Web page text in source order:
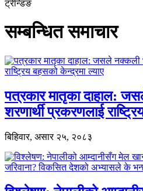
ट्रेन्डिङ
सम्बन्धित समाचार
पत्रकार मातृका दाहाल:
शरणार्थी प्रकरणलाई
बिहिवार, असार २५, २०८३